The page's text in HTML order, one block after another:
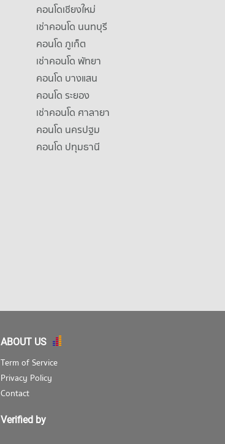
คอนโดเชียงใหม่
เช่าคอนโด นนทบุรี
คอนโด ภูเก็ต
เช่าคอนโด พัทยา
คอนโด บางแสน
คอนโด ระยอง
เช่าคอนโด ศาลายา
คอนโด นครปฐม
คอนโด ปทุมธานี
ABOUT US
Term of Service
Privacy Policy
Contact
Verified by